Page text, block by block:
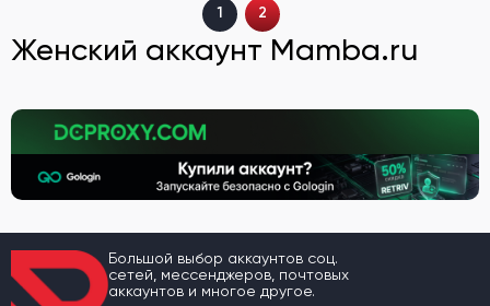
1 2
Женский аккаунт Mamba.ru
Большой выбор аккаунтов соц.
сетей, мессенджеров, почтовых
аккаунтов и многое другое.